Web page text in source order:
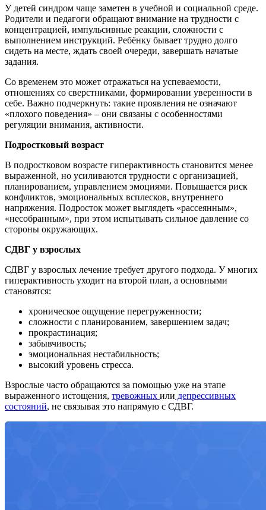
У детей синдром чаще заметен в учебной и социальной среде.
Родители и педагоги обращают внимание на трудности с
концентрацией, импульсивные реакции, сложности с
выполнением инструкций. Ребёнку бывает трудно долго
сидеть на месте, ждать своей очереди, завершать начатые
задания.
Со временем это может отражаться на успеваемости,
отношениях со сверстниками, формировании уверенности в
себе. Важно подчеркнуть: такие проявления не означают
«плохого поведения» – они связаны с особенностями
регуляции внимания, активности.
Подростковый возраст
В подростковом возрасте гиперактивность становится менее
выраженной, но усиливаются трудности с организацией,
планированием, управлением эмоциями. Повышается риск
конфликтов, эмоциональных всплесков, внутреннего
напряжения. Подросток может выглядеть «рассеянным»,
«несобранным», при этом испытывать сильное давление со
стороны окружающих.
СДВГ у взрослых
СДВГ у взрослых лечение требует другого подхода. У многих
гиперактивность уходит на второй план, а основными
становятся:
хроническое ощущение перегруженности;
сложности с планированием, завершением задач;
прокрастинация;
забывчивость;
эмоциональная нестабильность;
высокий уровень стресса.
Взрослые часто обращаются за помощью уже на этапе
выраженного истощения, тревожных или депрессивных
состояний, не связывая это напрямую с СДВГ.